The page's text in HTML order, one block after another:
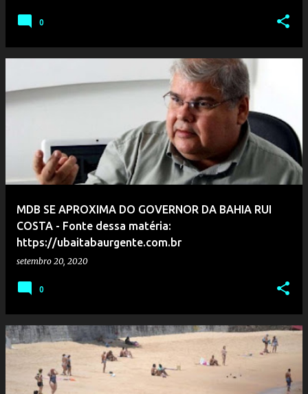
0
MDB SE APROXIMA DO GOVERNOR DA BAHIA RUI
COSTA - Fonte dessa matéria:
https://ubaitabaurgente.com.br
setembro 20, 2020
0